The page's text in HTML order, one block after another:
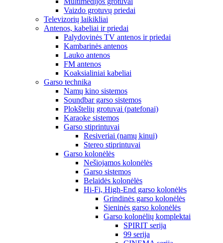
Vaizdo grotuvų priedai
Televizorių laikikliai
Antenos, kabeliai ir priedai
Palydovinės TV antenos ir priedai
Kambarinės antenos
Lauko antenos
FM antenos
Koaksialiniai kabeliai
Garso technika
Namų kino sistemos
Soundbar garso sistemos
Plokštelių grotuvai (patefonai)
Karaoke sistemos
Garso stiprintuvai
Resiveriai (namų kinui)
Stereo stiprintuvai
Garso kolonėlės
Nešiojamos kolonėlės
Garso sistemos
Belaidės kolonėlės
Hi-Fi, High-End garso kolonėlės
Grindinės garso kolonėlės
Sieninės garso kolonėlės
Garso kolonėlių komplektai
SPIRIT serija
99 serija